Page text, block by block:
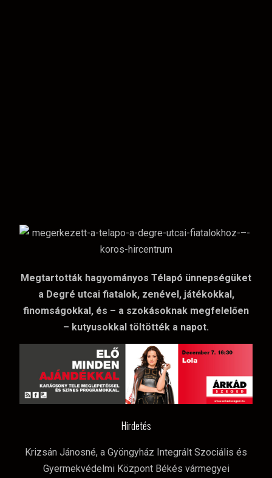
Megtartották hagyományos Télapó ünnepségüket
a Degré utcai fiatalok, zenével, játékokkal,
finomságokkal, és – a szokásoknak megfelelően
– kutyusokkal töltötték a napot.
Hirdetés
Krizsán Jánosné, a Gyöngyház Integrált Szociális és
Gyermekvédelmi Központ Békés vármegyei